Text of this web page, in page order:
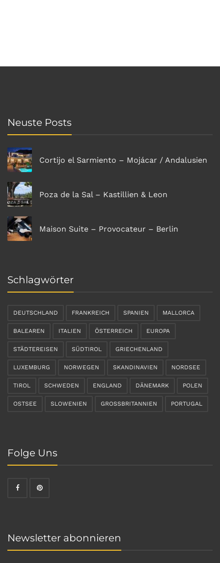
Neuste Posts
Cortijo el Sarmiento – Mojácar / Andalusien
Poza de la Sal – Kastillien & Leon
Maison Suite – Provocateur – Berlin
Schlagwörter
DEUTSCHLAND FRANKREICH SPANIEN MALLORCA
BALEAREN ITALIEN ÖSTERREICH EUROPA
STÄDTEREISEN SÜDTIROL GRIECHENLAND
LUXEMBURG NORWEGEN SKANDINAVIEN NORDSEE
TIROL SCHWEDEN ENGLAND DÄNEMARK POLEN
OSTSEE SLOWENIEN GROSSBRITANNIEN PORTUGAL
Folge Uns
Newsletter abonnieren